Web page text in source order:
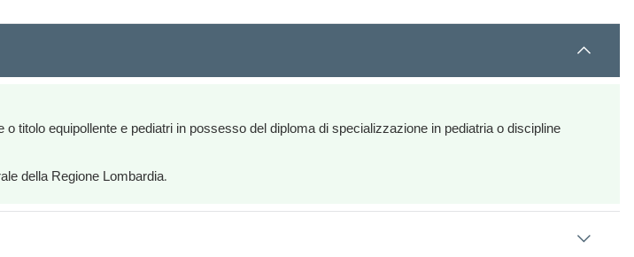
titolo equipollente e pediatri in possesso del diploma di specializzazione in pediatria o discipline
della Regione Lombardia.